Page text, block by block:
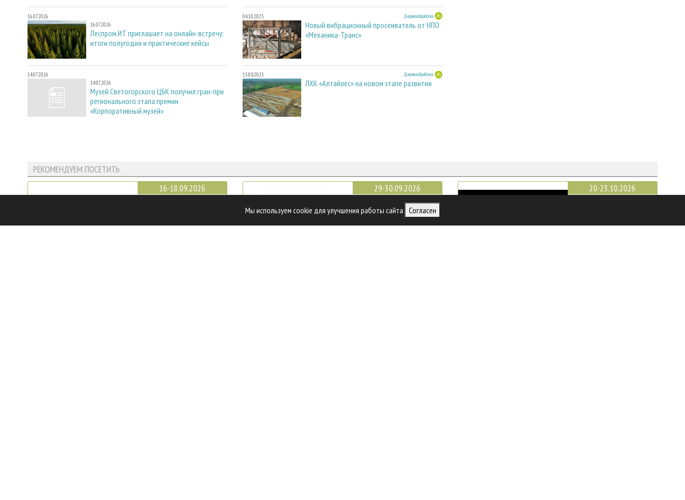
Мы используем cookie для улучшения работы сайта Согласен
16.07.2026
16.07.2026
Леспром.ИТ приглашает на онлайн-встречу:
итоги полугодия и практические кейсы
14.07.2026
14.07.2026
Музей Светогорского ЦБК получил гран-при
регионального этапа премии
«Корпоративный музей»
04.10.2025 Деревообработка
Новый вибрационный просеиватель от НПО
«Механика-Транс»
15.08.2025 Деревообработка
ЛХК «Алтайлес» на новом этапе развития
РЕКОМЕНДУЕМ ПОСЕТИТЬ
16-18.09.2026
29-30.09.2026
Петербургский
Международный
Лесопромышленный Форум
20-23.10.2026